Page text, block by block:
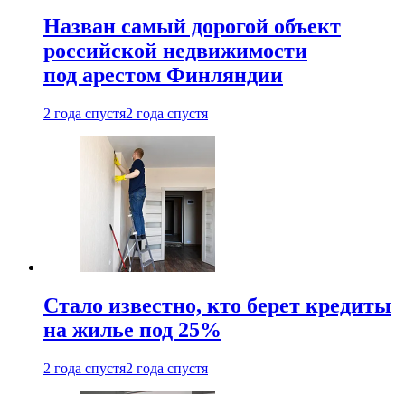
Назван самый дорогой объект
российской недвижимости
под арестом Финляндии
2 года спустя2 года спустя
Стало известно, кто берет кредиты
на жилье под 25%
2 года спустя2 года спустя